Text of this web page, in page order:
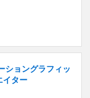
ショングラフィッ
イター